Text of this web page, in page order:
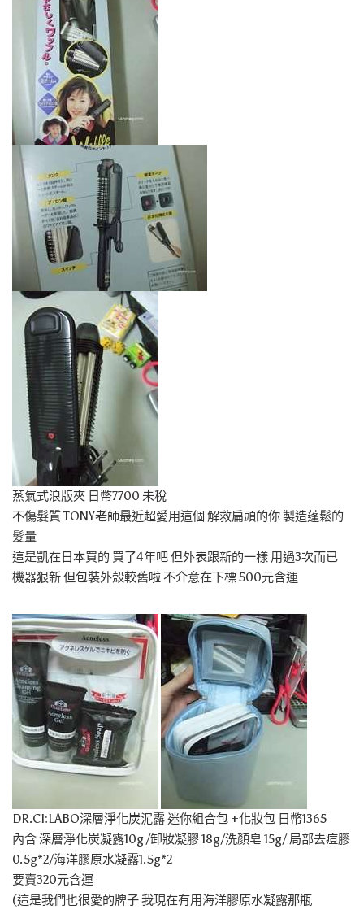
蒸氣式浪版夾 日幣7700 未稅
不傷髮質 TONY老師最近超愛用這個 解救扁頭的你 製造蓬鬆的
髮量
這是凱在日本買的 買了4年吧 但外表跟新的一樣 用過3次而已
機器狠新 但包裝外殼較舊啦 不介意在下標 500元含運
DR.CI:LABO深層淨化炭泥露 迷你組合包 +化妝包 日幣1365
內含 深層淨化炭凝露10g /卸妝凝膠 18g/洗顏皂 15g/ 局部去痘膠
0.5g*2/海洋膠原水凝露1.5g*2
要賣320元含運
(這是我們也很愛的牌子 我現在有用海洋膠原水凝露那瓶